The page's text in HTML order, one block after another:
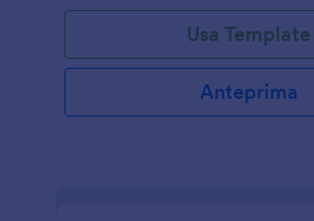
Usa Template
Anteprima